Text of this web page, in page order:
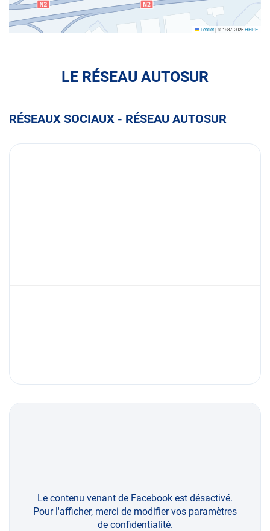
Leaflet|© 1987-2025HERE
LE RÉSEAU AUTOSUR
RÉSEAUX SOCIAUX - RÉSEAU AUTOSUR
Le contenu venant de Facebook est désactivé.
Pour l'afficher, merci de modifier vos paramètres
de confidentialité.